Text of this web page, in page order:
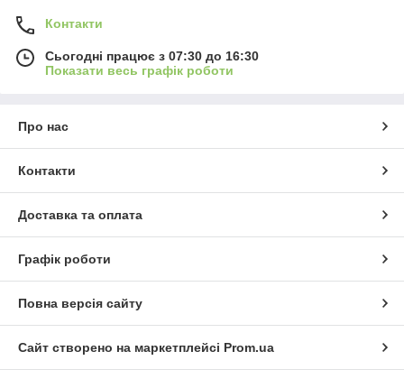
Контакти
Сьогодні працює з 07:30 до 16:30
Показати весь графік роботи
Про нас
Контакти
Доставка та оплата
Графік роботи
Повна версія сайту
Сайт створено на маркетплейсі Prom.ua